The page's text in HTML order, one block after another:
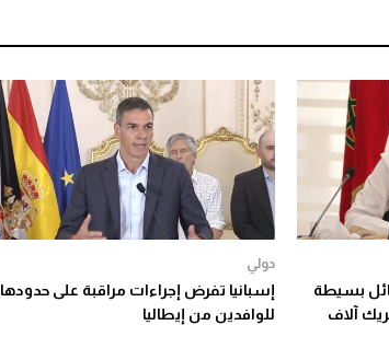
بسيطة
آلاف
دولي
إسبانيا تفرض إجراءات مراقبة على حدودها
للوافدين من إيطاليا